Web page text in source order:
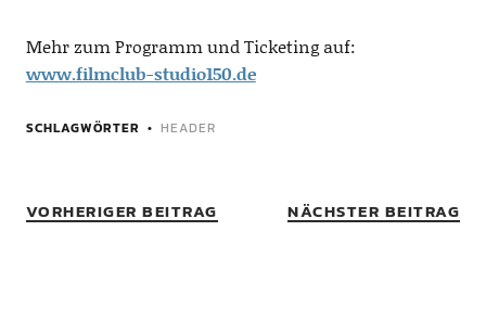
Mehr zum Programm und Ticketing auf:
www.filmclub-studio150.de
SCHLAGWÖRTER HEADER
VORHERIGER BEITRAG NÄCHSTER BEITRAG